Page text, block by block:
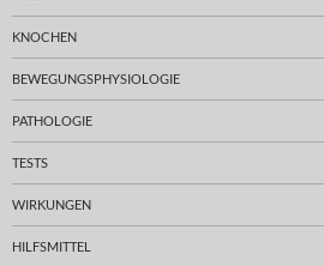
KNOCHEN
BEWEGUNGSPHYSIOLOGIE
PATHOLOGIE
TESTS
WIRKUNGEN
HILFSMITTEL